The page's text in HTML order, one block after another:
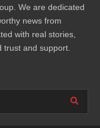
We are dedicated
news from
with real stories,
and support.